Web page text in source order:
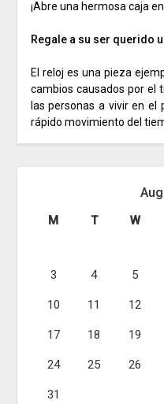
¡Abre una hermosa caja
Regale a su ser querido
El reloj es una pieza
cambios causados ​​por el
las personas a vivir en el
rápido movimiento del
M T W
3 4 5
10 11 12
17 18 19
24 25 26
31